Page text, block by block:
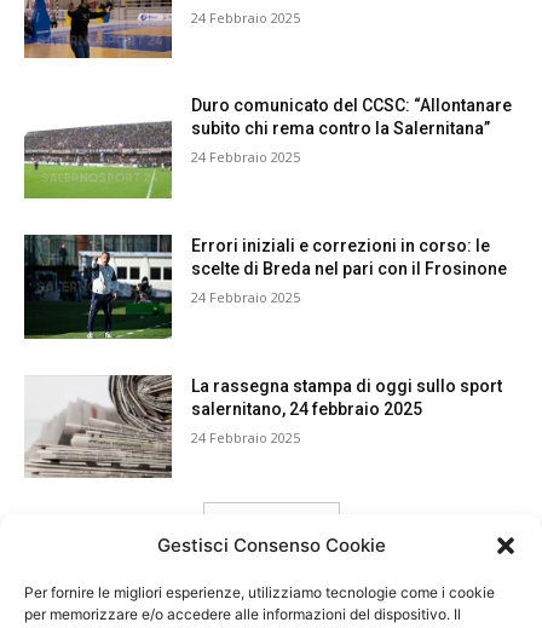
Gestisci Consenso Cookie
Per fornire le migliori esperienze, utilizziamo tecnologie come i cookie
per memorizzare e/o accedere alle informazioni del dispositivo. Il
24 Febbraio 2025
Duro comunicato del CCSC: “Allontanare
subito chi rema contro la Salernitana”
24 Febbraio 2025
Errori iniziali e correzioni in corso: le
scelte di Breda nel pari con il Frosinone
24 Febbraio 2025
La rassegna stampa di oggi sullo sport
salernitano, 24 febbraio 2025
24 Febbraio 2025